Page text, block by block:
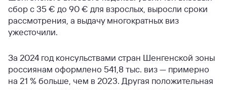
сбор с 35 € до 90 € для взрослых, выросли сроки
рассмотрения, а выдачу многократных виз
ужесточили.
За 2024 год консульствами стран Шенгенской зоны
россиянам оформлено 541,8 тыс. виз — примерно
на 21 % больше, чем в 2023. Другая положительная